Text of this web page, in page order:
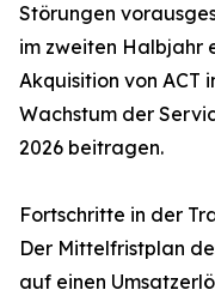
Störungen
im zweiten Halbjahr
Akquisition von ACT
Wachstum der
2026 beitragen.
Fortschritte in der
Der Mittelfristplan
auf einen